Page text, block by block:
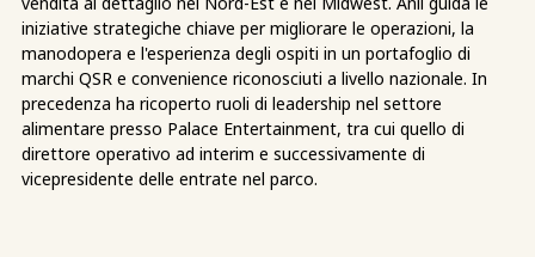
iniziative strategiche chiave per migliorare le operazioni, la
manodopera e l'esperienza degli ospiti in un portafoglio di
marchi QSR e convenience riconosciuti a livello nazionale. In
precedenza ha ricoperto ruoli di leadership nel settore
alimentare presso Palace Entertainment, tra cui quello di
direttore operativo ad interim e successivamente di
vicepresidente delle entrate nel parco.